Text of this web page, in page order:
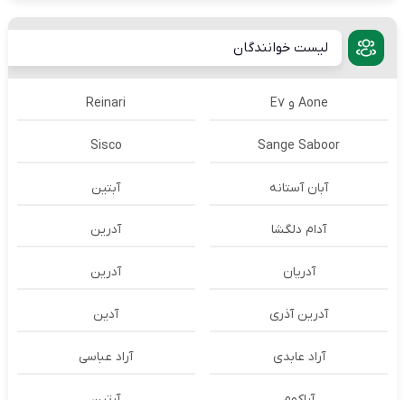
لیست خوانندگان
Aone و E7 Reinari
Sange Saboor
Sisco
آبان آستانه آبتین
آدام دلگشا آدرين
آدریان آدرین
آدرین آذری آدین
آراد عابدی آراد عباسی